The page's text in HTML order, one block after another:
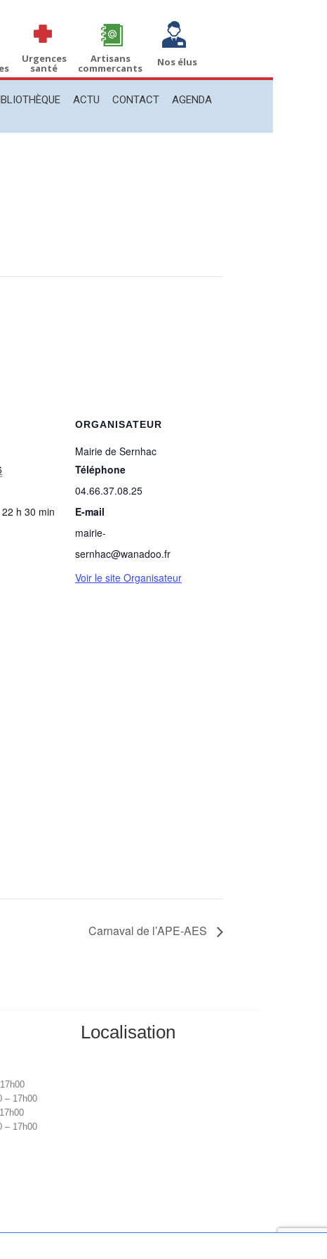
Urgences
santé
Artisans
commercants Nos élus
ACTU CONTACT AGENDA
h 30 min
ORGANISATEUR
Mairie de Sernhac
Téléphone
04.66.37.08.25
E-mail
mairie-
sernhac@wanadoo.fr
Voir le site Organisateur
Carnaval de l’APE-AES
– 17h00
– 17h00
Localisation
CONTACT AGENDA